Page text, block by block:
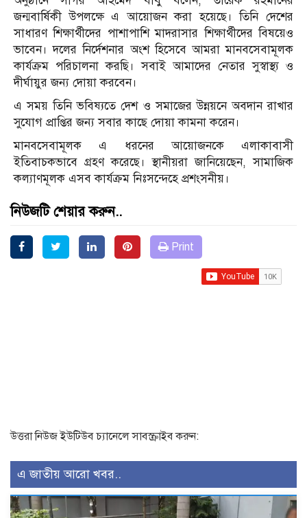
জন্মবার্ষিকী উপলক্ষে এ আয়োজন করা হয়েছে। তিনি দেশের
সাধারণ শিক্ষার্থীদের পাশাপাশি মাদরাসার শিক্ষার্থীদের বিষয়েও
ভাবেন। দলের নির্দেশনার অংশ হিসেবে আমরা মানবসেবামূলক
কার্যক্রম পরিচালনা করছি। সবাই আমাদের নেতার সুস্বাস্থ্য ও
দীর্ঘায়ুর জন্য দোয়া করবেন।
এ সময় তিনি ভবিষ্যতে দেশ ও সমাজের উন্নয়নে অবদান রাখার
সুযোগ প্রাপ্তির জন্য সবার কাছে দোয়া কামনা করেন।
মানবসেবামূলক এ ধরনের আয়োজনকে এলাকাবাসী
ইতিবাচকভাবে গ্রহণ করেছে। স্থানীয়রা জানিয়েছেন, সামাজিক
কল্যাণমূলক এসব কার্যক্রম নিঃসন্দেহে প্রশংসনীয়।
নিউজটি শেয়ার করুন..
Print
উত্তরা নিউজ ইউটিউব চ্যানেলে সাবস্ক্রাইব করুন:
এ জাতীয় আরো খবর..